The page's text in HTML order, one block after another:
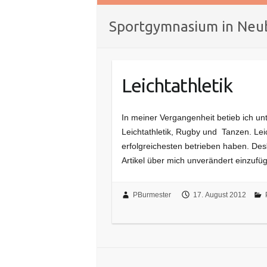
Sportgymnasium in
Leichtathletik
In meiner Vergangenheit betieb ich
Leichtathletik, Rugby und Tanzen.
erfolgreichesten betrieben haben.
Artikel über mich unverändert
PBurmester 17. August 2012